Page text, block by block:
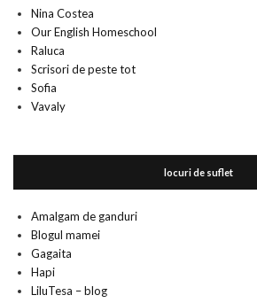
Nina Costea
Our English Homeschool
Raluca
Scrisori de peste tot
Sofia
Vavaly
locuri de suflet
Amalgam de ganduri
Blogul mamei
Gagaita
Hapi
LiluTesa – blog